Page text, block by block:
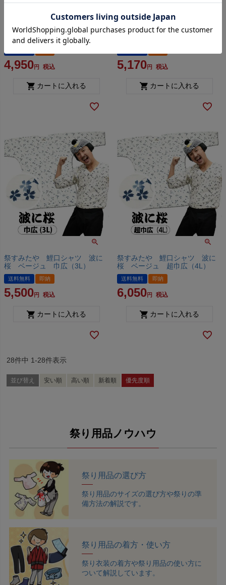
祭すみたや 鯉口シャツ 波に
桜 ベージュ 小・中・大
4,950 税込
カートに入れる
祭すみたや 鯉口シャツ 波に
5,170 税込
カートに入れる
祭すみたや 鯉口シャツ 波に
桜 ベージュ 巾広（3L）
送料無料 即納
5,500 税込
カートに入れる
祭すみたや 鯉口シャツ 波に
桜 ベージュ 超巾広（4L）
送料無料 即納
6,050 税込
カートに入れる
並び替え 安い順 高い順 新着順 優先度順
28件中 1-28件表示
祭り用品ノウハウ
祭り用品の選び方
祭り用品のサイズの選び方や祭りの準
備方法の解説です。
祭り用品の着方・使い方
祭り衣装の着方や祭り用品の使い方に
ついて解説しています。